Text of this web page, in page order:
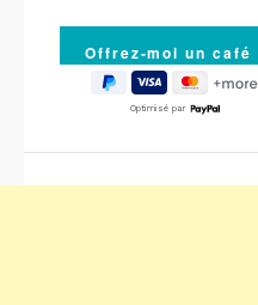
Optimisé par